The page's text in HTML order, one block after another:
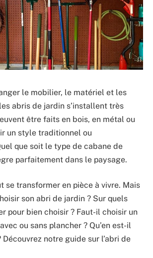
le mobilier, le matériel et les
abris de jardin s’installent très
être faits en bois, en métal ou
un style traditionnel ou
que soit le type de cabane de
parfaitement dans le paysage.
se transformer en pièce à vivre. Mais
son abri de jardin ? Sur quels
pour bien choisir ? Faut-il choisir un
ou sans plancher ? Qu’en est-il
notre guide sur l’abri de